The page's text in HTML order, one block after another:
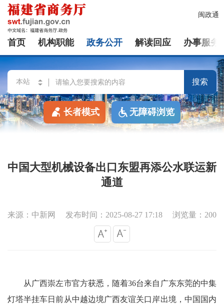
闽政通
首页 机构职能 政务公开 解读回应 办事服务
搜索
长者模式 无障碍浏览
中国大型机械设备出口东盟再添公水联运新
通道
来源：中新网 发布时间：2025-08-27 17:18 浏览量：200
从广西崇左市官方获悉，随着36台来自广东东莞的中集
灯塔半挂车日前从中越边境广西友谊关口岸出境，中国国内